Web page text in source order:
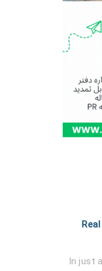
In just